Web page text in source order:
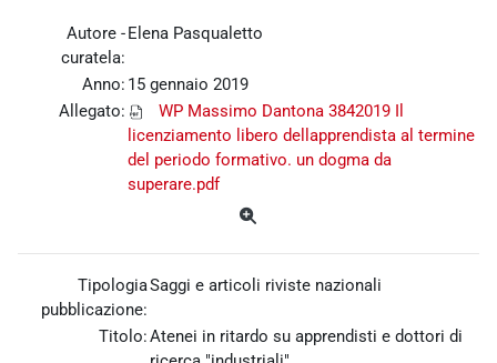
Autore -
curatela:
Elena Pasqualetto
Anno: 15 gennaio 2019
Allegato:
WP Massimo Dantona 3842019 Il
licenziamento libero dellapprendista al termine
del periodo formativo. un dogma da
superare.pdf
Tipologia
pubblicazione:
Saggi e articoli riviste nazionali
Titolo:Atenei in ritardo su apprendisti e dottori di